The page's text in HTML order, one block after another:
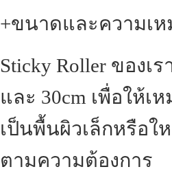
+ขนาดและความเ
Sticky Roller ของเ
และ 30cm เพื่อให้เ
เป็นพื้นผิวเล็กหรือ
ตามความต้องการ